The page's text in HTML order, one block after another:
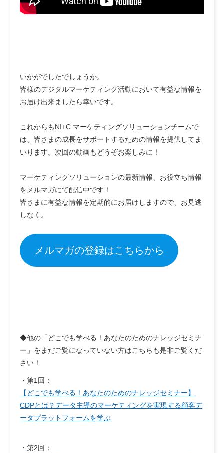
いかがでしたでしょうか。
皆様のデジタルマーケティング活動において有益な情報を
お届け出来ましたら幸いです。
これからもNI+C マーケティングソリューションチームで
は、皆さまの成長をサポートするための情報を提供してま
いります。次回の動画もどうぞお楽しみに！
マーケティングソリューションの最新情報、お役立ち情報
をメルマガにて配信中です！
皆さまに有益な情報を定期的にお届けしますので、お見逃
しなく。
メルマガの登録はこちらから
◆他の「どこでも学べる！あなたのためのナレッジセミナ
ー」をまだご覧になっていない方はこちらも是非ご覧くだ
さい！
・第1回：
【どこでも学べる！あなたのためのナレッジセミナー】
CDPとは？データ主導のマーケティングを実現する顧客デ
ータプラットフォームを学ぶ
・第2回：